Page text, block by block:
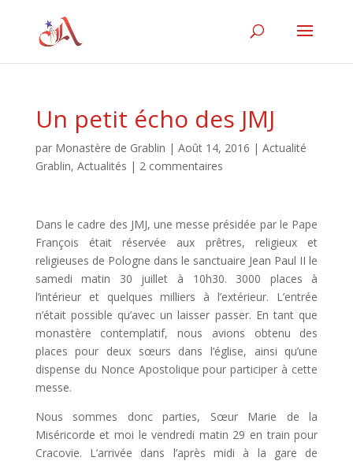
Un petit écho des JMJ
par Monastère de Grablin | Août 14, 2016 | Actualité
Grablin, Actualités | 2 commentaires
Dans le cadre des JMJ, une messe présidée par le Pape
François était réservée aux prêtres, religieux et
religieuses de Pologne dans le sanctuaire Jean Paul II le
samedi matin 30 juillet à 10h30. 3000 places à
l’intérieur et quelques milliers à l’extérieur. L’entrée
n’était possible qu’avec un laisser passer. En tant que
monastère contemplatif, nous avions obtenu des
places pour deux sœurs dans l’église, ainsi qu’une
dispense du Nonce Apostolique pour participer à cette
messe.
Nous sommes donc parties, Sœur Marie de la
Miséricorde et moi le vendredi matin 29 en train pour
Cracovie. L’arrivée dans l’après midi à la gare de